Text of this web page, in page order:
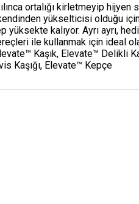
ortalığı kirletmeyip hijyen
kendinden yükselticisi olduğu
yüksekte kalıyor. Ayrı ayrı,
ile kullanmak için ideal
Kaşık, Elevate™ Delikli
Kaşığı, Elevate™ Kepçe